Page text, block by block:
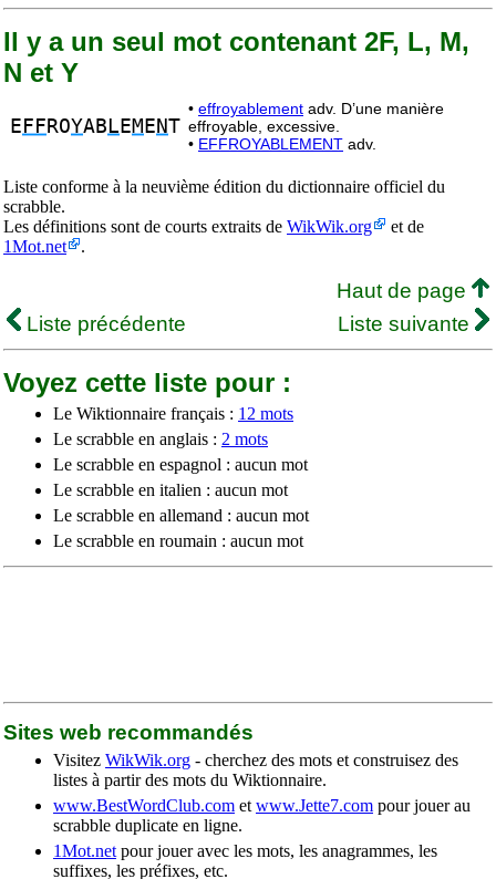
Il y a un seul mot contenant 2F, L, M,
N et Y
E FF ROYAB L EM E NT
• effroyablement adv. D’une manière
effroyable, excessive.
• EFFROYABLEMENT adv.
Liste conforme à la neuvième édition du dictionnaire officiel du
scrabble.
Les définitions sont de courts extraits de WikWik.org
et de
1Mot.net
.
Haut de page
Liste précédente
Liste suivante
Voyez cette liste pour :
Le Wiktionnaire français : 12 mots
Le scrabble en anglais : 2 mots
Le scrabble en espagnol : aucun mot
Le scrabble en italien : aucun mot
Le scrabble en allemand : aucun mot
Le scrabble en roumain : aucun mot
Sites web recommandés
Visitez WikWik.org - cherchez des mots et construisez des
listes à partir des mots du Wiktionnaire.
www.BestWordClub.com et www.Jette7.com pour jouer au
scrabble duplicate en ligne.
1Mot.net pour jouer avec les mots, les anagrammes, les
suffixes, les préfixes, etc.